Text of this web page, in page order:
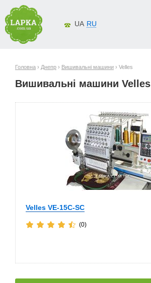
UA RU
Головна › Днепр › Вишивальні машини › Velles
Вишивальні машини Velles
Velles VE-15C-SC
(0)